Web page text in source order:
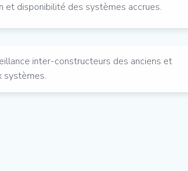
et disponibilité des systèmes accrues.
inter-constructeurs des anciens et
systèmes.